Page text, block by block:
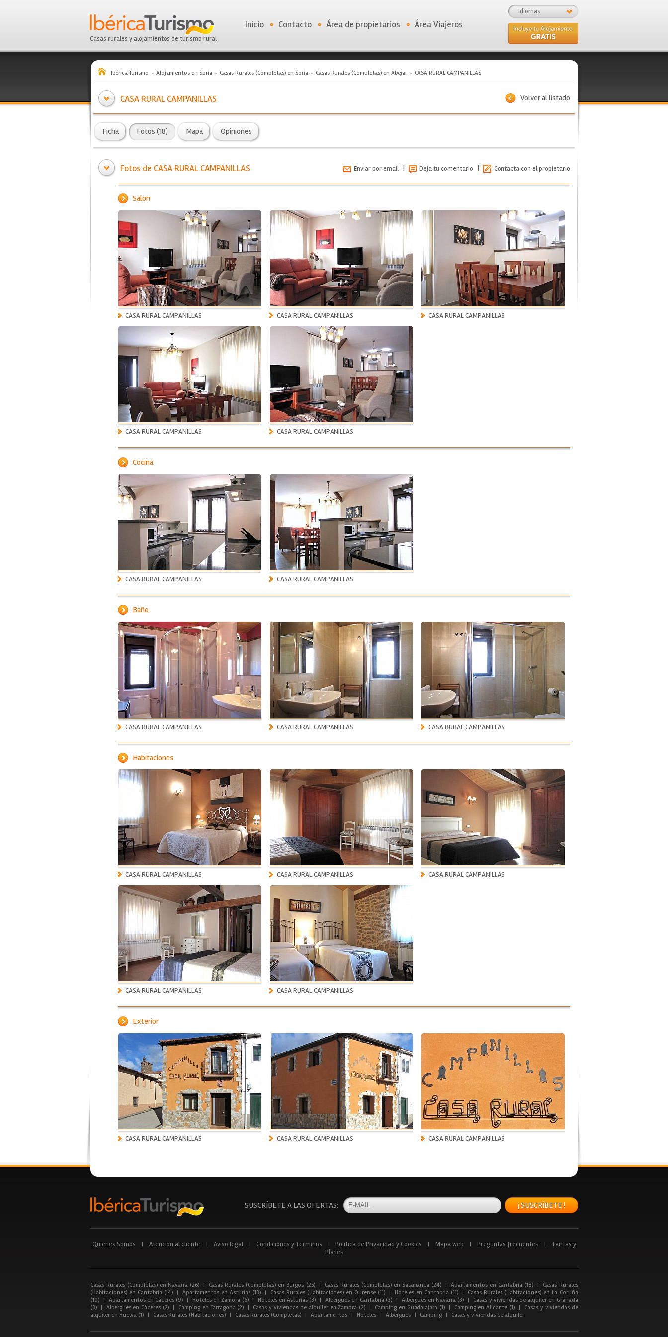
Casas rurales y alojamientos de turismo rural
Idiomas
Inicio Contacto Área de propietarios Área Viajeros
Ibérica Turismo Alojamientos en Soria Casas Rurales (Completas) en Soria Casas Rurales (Completas) en Abejar CASA RURAL CAMPANILLAS
Volver al listado
CASA RURAL CAMPANILLAS
Ficha Fotos (18) Mapa Opiniones
Fotos de CASA RURAL CAMPANILLAS Enviar por email | Deja tu comentario | Contacta con el propietario
Salon
CASA RURAL CAMPANILLAS CASA RURAL CAMPANILLAS CASA RURAL CAMPANILLAS
CASA RURAL CAMPANILLAS CASA RURAL CAMPANILLAS
Cocina
CASA RURAL CAMPANILLAS CASA RURAL CAMPANILLAS
Baño
CASA RURAL CAMPANILLAS CASA RURAL CAMPANILLAS CASA RURAL CAMPANILLAS
Habitaciones
CASA RURAL CAMPANILLAS CASA RURAL CAMPANILLAS CASA RURAL CAMPANILLAS
CASA RURAL CAMPANILLAS CASA RURAL CAMPANILLAS
Exterior
CASA RURAL CAMPANILLAS CASA RURAL CAMPANILLAS CASA RURAL CAMPANILLAS
SUSCRÍBETE A LAS OFERTAS: ¡ SUSCRÍBETE !
Quiénes Somos Atención al cliente Aviso legal Condiciones y Términos Política de Privacidad y Cookies Mapa web Preguntas frecuentes
Tarifas y
Planes
Casas Rurales (Completas) en Navarra (26) | Casas Rurales (Completas) en Burgos (25) | Casas Rurales (Completas) en Salamanca (24) | Apartamentos en Cantabria (18) |
Casas Rurales
(Habitaciones) en Cantabria (14)
| Apartamentos en Asturias (13) | Casas Rurales (Habitaciones) en Ourense (11) | Hoteles en Cantabria (11) |
Casas Rurales (Habitaciones) en La Coruña
(10)
| Apartamentos en Cáceres (9) | Hoteles en Zamora (6) | Hoteles en Asturias (3) | Albergues en Cantabria (3) | Albergues en Navarra (3) |
Casas y viviendas de alquiler en Granada
(3)
| Albergues en Cáceres (2) | Camping en Tarragona (2) | Casas y viviendas de alquiler en Zamora (2) | Camping en Guadalajara (1) | Camping en Alicante (1) |
Casas y viviendas de
alquiler en Huelva (1)
| Casas Rurales (Habitaciones) | Casas Rurales (Completas) | Apartamentos | Hoteles | Albergues | Camping | Casas y viviendas de alquiler